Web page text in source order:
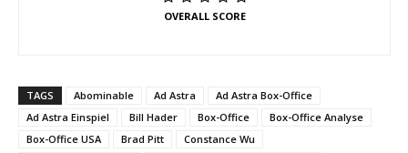
OVERALL SCORE
TAGS Abominable Ad Astra
Ad Astra Box-Office
Ad Astra Einspiel
Bill Hader Box-Office
Box-Office Analyse
Box-Office USA
Brad Pitt
Constance Wu